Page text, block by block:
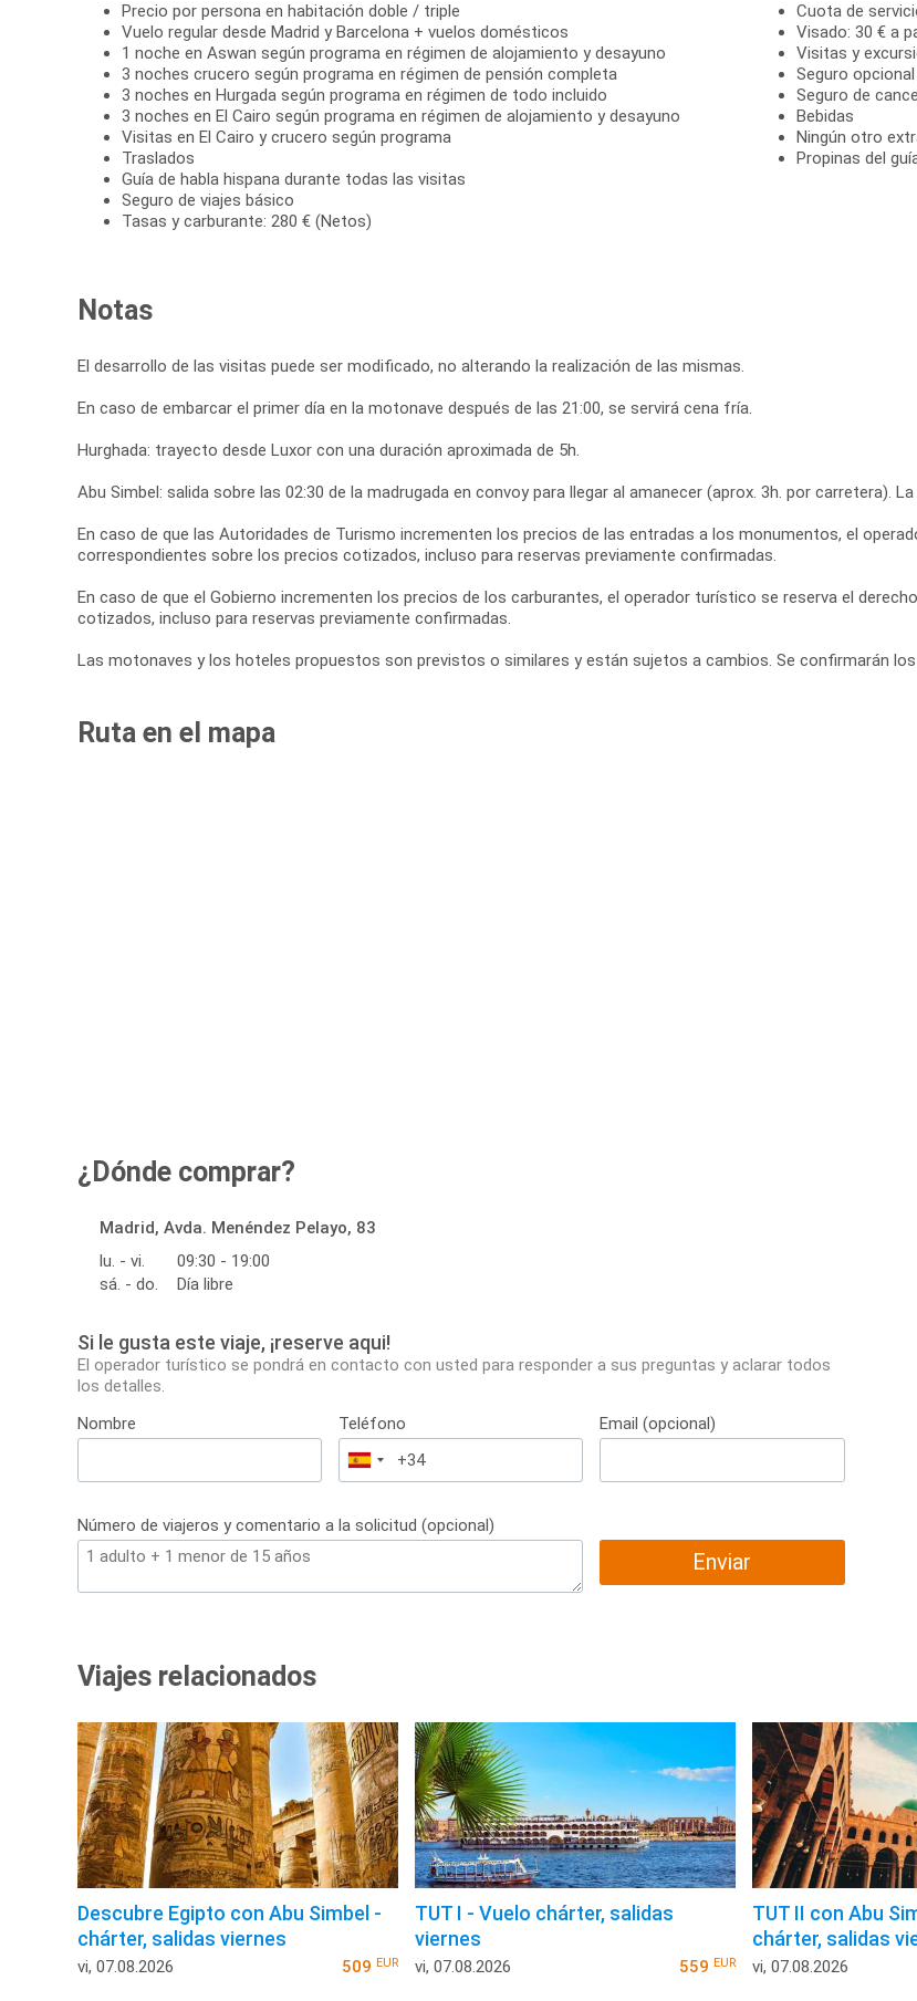
Precio por persona en habitación doble / triple
Vuelo regular desde Madrid y Barcelona + vuelos domésticos
1 noche en Aswan según programa en régimen de alojamiento y desayuno
3 noches crucero según programa en régimen de pensión completa
3 noches en Hurgada según programa en régimen de todo incluido
3 noches en El Cairo según programa en régimen de alojamiento y desayuno
Visitas en El Cairo y crucero según programa
Traslados
Guía de habla hispana durante todas las visitas
Seguro de viajes básico
Tasas y carburante: 280 € (Netos)
Cuota de
Visado: 30 € a
Visitas y
Seguro opcional
Seguro de
Bebidas
Ningún otro
Propinas del
Notas
El desarrollo de las visitas puede ser modificado, no alterando la realización de las mismas.
En caso de embarcar el primer día en la motonave después de las 21:00, se servirá cena fría.
Hurghada: trayecto desde Luxor con una duración aproximada de 5h.
Abu Simbel: salida sobre las 02:30 de la madrugada en convoy para llegar al amanecer (aprox. 3h. por carretera).
En caso de que las Autoridades de Turismo incrementen los precios de las entradas a los monumentos, el
correspondientes sobre los precios cotizados, incluso para reservas previamente confirmadas.
En caso de que el Gobierno incrementen los precios de los carburantes, el operador turístico se reserva el
cotizados, incluso para reservas previamente confirmadas.
Las motonaves y los hoteles propuestos son previstos o similares y están sujetos a cambios. Se confirmarán
Ruta en el mapa
¿Dónde comprar?
Madrid, Avda. Menéndez Pelayo, 83
lu. - vi.
09:30 - 19:00
sá. - do.
Día libre
Si le gusta este viaje, ¡reserve aqui!
El operador turístico se pondrá en contacto con usted para responder a sus preguntas y aclarar todos
los detalles.
Nombre
Teléfono
España
+34
Email (opcional)
Número de viajeros y comentario a la solicitud (opcional)
Enviar
Viajes relacionados
Descubre Egipto con Abu Simbel -
chárter, salidas viernes
vi, 07.08.2026 509 EUR
TUT I - Vuelo chárter, salidas
viernes
vi, 07.08.2026 559 EUR
TUT II con Abu
chárter, salidas
vi, 07.08.2026